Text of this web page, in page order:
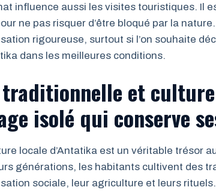
influence aussi les visites touristiques. Il
ne pas risquer d’être bloqué par la
rigoureuse, surtout si l’on souhaite
dans les meilleures conditions.
et
isolé qui conserve
locale d’Antatika est un véritable trésor
générations, les habitants cultivent des
sociale, leur agriculture et leurs